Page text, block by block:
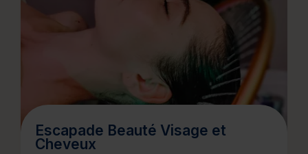
Escapade Beauté Visage et
Cheveux